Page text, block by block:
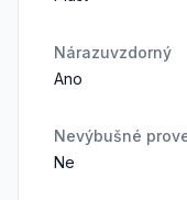
Nárazuvzdorný
Ano
Nevýbušné
Ne